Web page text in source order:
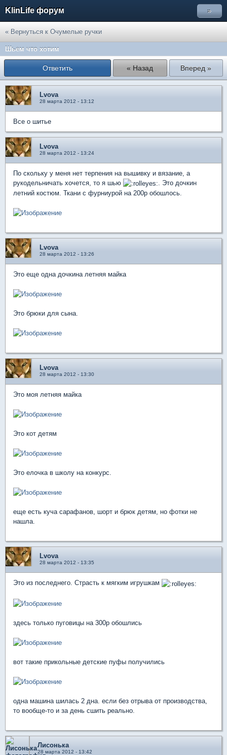
KlinLife форум »
« Вернуться к Очумелые ручки
Шьем что хотим
Ответить « Назад Вперед »
Lvova
28 марта 2012 - 13:12
Все о шитье
Lvova
28 марта 2012 - 13:24
По скольку у меня нет терпения на вышивку и вязание, а
рукодельничать хочется, то я шью
. Это дочкин
летний костюм. Ткани с фурниурой на 200р обошлось.
Lvova
28 марта 2012 - 13:26
Это еще одна дочкина летняя майка
Это брюки для сына.
Lvova
28 марта 2012 - 13:30
Это моя летняя майка
Это кот детям
Это елочка в школу на конкурс.
еще есть куча сарафанов, шорт и брюк детям, но фотки не
нашла.
Lvova
28 марта 2012 - 13:35
Это из последнего. Страсть к мягким игрушкам
здесь только пуговицы на 300р обошлись
вот такие прикольные детские пуфы получились
одна машина шилась 2 дна. если без отрыва от производства,
то вообще-то и за день сшить реально.
Лисонька
28 марта 2012 - 13:42